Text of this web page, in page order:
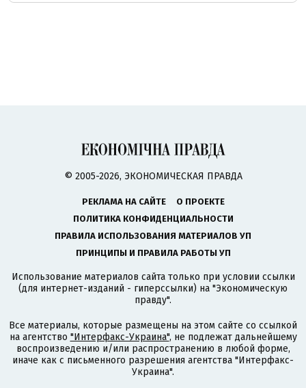
© 2005-2026, ЭКОНОМИЧЕСКАЯ ПРАВДА
РЕКЛАМА НА САЙТЕ
О ПРОЕКТЕ
ПОЛИТИКА КОНФИДЕНЦИАЛЬНОСТИ
ПРАВИЛА ИСПОЛЬЗОВАНИЯ МАТЕРИАЛОВ УП
ПРИНЦИПЫ И ПРАВИЛА РАБОТЫ УП
Использование материалов сайта только при условии ссылки
(для интернет-изданий - гиперссылки) на "Экономическую
правду".
Все материалы, которые размещены на этом сайте со ссылкой
на агентство "Интерфакс-Украина", не подлежат дальнейшему
воспроизведению и/или распространению в любой форме,
иначе как с письменного разрешения агентства "Интерфакс-
Украина".